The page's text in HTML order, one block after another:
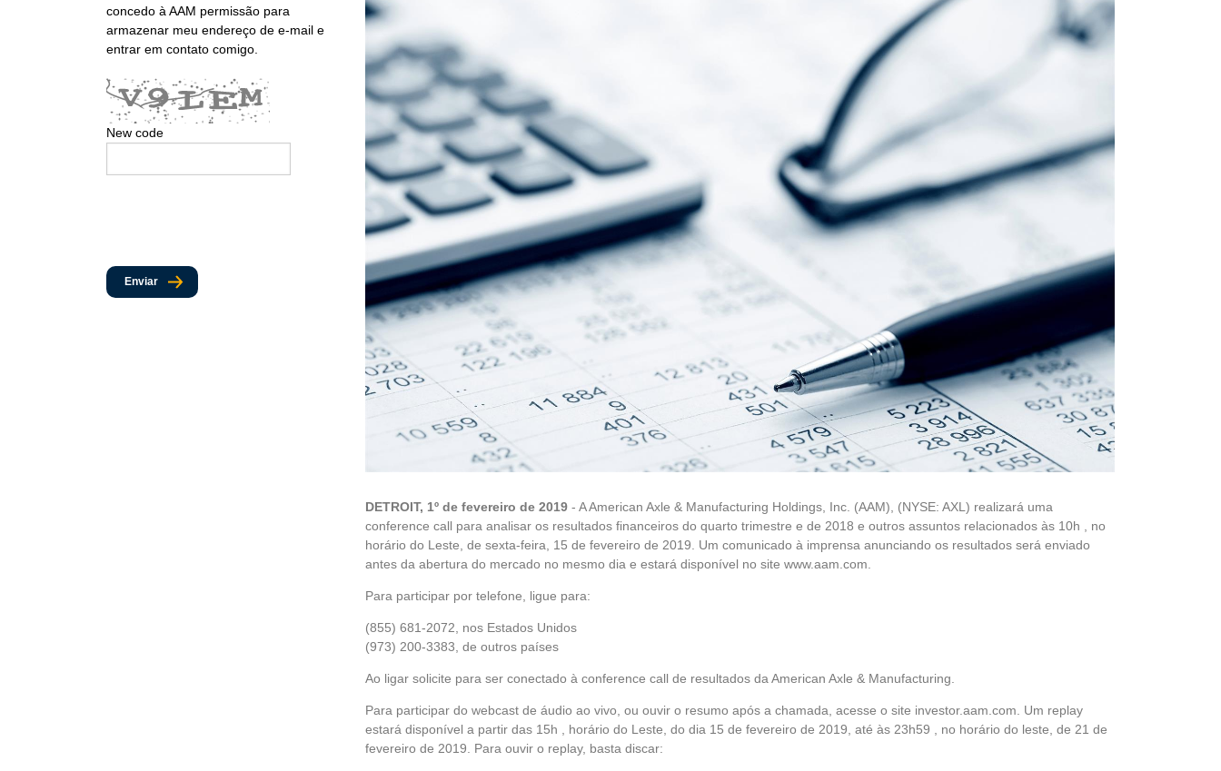
DETROIT, 1º de fevereiro de 2019 - A American Axle & Manufacturing Holdings, Inc. (AAM), (NYSE: AXL) realizará uma
conference call para analisar os resultados financeiros do quarto trimestre e de 2018 e outros assuntos relacionados às 10h , no
horário do Leste, de sexta-feira, 15 de fevereiro de 2019. Um comunicado à imprensa anunciando os resultados será enviado
antes da abertura do mercado no mesmo dia e estará disponível no site www.aam.com.
Para participar por telefone, ligue para:
(855) 681-2072, nos Estados Unidos
(973) 200-3383, de outros países
Ao ligar solicite para ser conectado à conference call de resultados da American Axle & Manufacturing.
Para participar do webcast de áudio ao vivo, ou ouvir o resumo após a chamada, acesse o site investor.aam.com. Um replay
estará disponível a partir das 15h , horário do Leste, do dia 15 de fevereiro de 2019, até às 23h59 , no horário do leste, de 21 de
fevereiro de 2019. Para ouvir o replay, basta discar:
concedo à AAM permissão para
armazenar meu endereço de e-mail e
entrar em contato comigo.
New code
Enviar